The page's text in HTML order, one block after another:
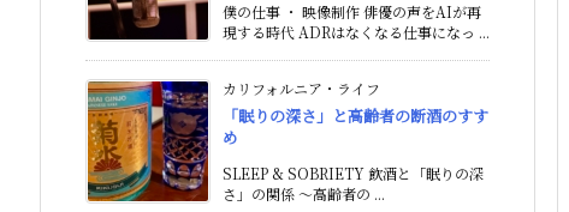
僕の仕事 ・ 映像制作 俳優の声をAIが再
現する時代 ADRはなくなる仕事になっ ...
カリフォルニア・ライフ
「眠りの深さ」と高齢者の断酒のすす
め
SLEEP & SOBRIETY 飲酒と「眠りの深
さ」の関係 〜高齢者の ...